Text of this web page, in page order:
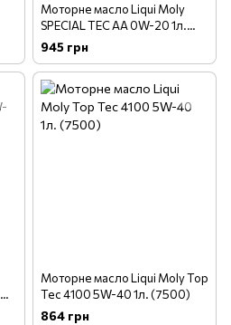
Моторне масло Liqui Moly
SPECIAL TEC АА 0W-20 1л.
(8065)
945 грн
Моторне масло Liqui Moly Top
Tec 4100 5W-40 1л. (7500)
864 грн